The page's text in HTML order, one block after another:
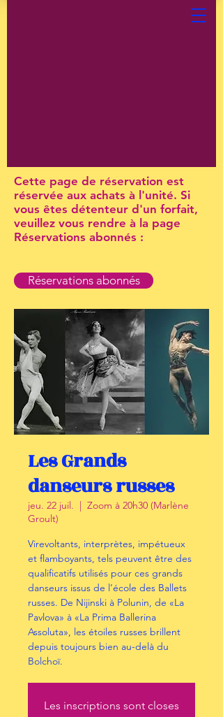
Cette page de réservation est
réservée aux achats à l'unité. Si
vous êtes détenteur d'un forfait,
veuillez vous rendre à la page
Réservations abonnés :
Réservations abonnés
Les Grands
danseurs russes
jeu. 22 juil.
  |
Zoom à 20h30 (Marlène
Groult)
Virevoltants, interprètes, impétueux
et flamboyants, tels peuvent être des
qualificatifs utilisés pour ces grands
danseurs issus de l’école des Ballets
russes. De Nijinski à Polunin, de «La
Pavlova» à «La Prima Ballerina
Assoluta», les étoiles russes brillent
depuis toujours bien au-delà du
Bolchoï.
Les inscriptions sont closes